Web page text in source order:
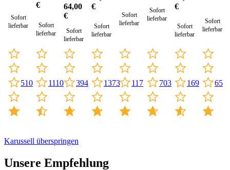
Sofort
lieferbar
510
€
Sofort
lieferbar
1110
64,00
€
Sofort
lieferbar
394
€
Sofort
lieferbar
1373
Sofort
lieferbar
117
Sofort
lieferbar
703
€
Sofort
lieferbar
169
Sofort
lieferbar
65
Karussell überspringen
Unsere Empfehlung